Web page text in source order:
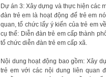
Dự án 3: Xây dựng và thực hiện các
đàn trẻ em là hoạt động để trẻ em
quan, tổ chức lấy ý kiến của trẻ em
cụ thể: Diễn đàn trẻ em cấp thành
tổ chức diễn đàn trẻ em cấp xã.
Nội dung hoạt động bao gồm: Xây
trẻ em với các nội dung liên quan